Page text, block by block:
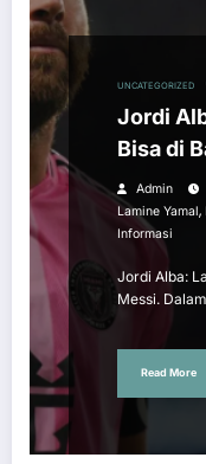
UNCATEGORIZED
Jordi
Bisa di
Admin
Lamine Yamal,
Informasi
Jordi Alba:
Messi.
Read More